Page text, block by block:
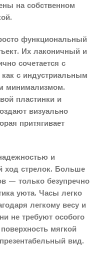
на собственном
функциональный
Их лаконичный и
сочетается с
с индустриальным
минимализмом.
пластинки и
визуально
притягивает
и
ход стрелок. Больше
— только безупречно
уюта. Часы легко
легкому весу и
не требуют особого
мягкой
вид.